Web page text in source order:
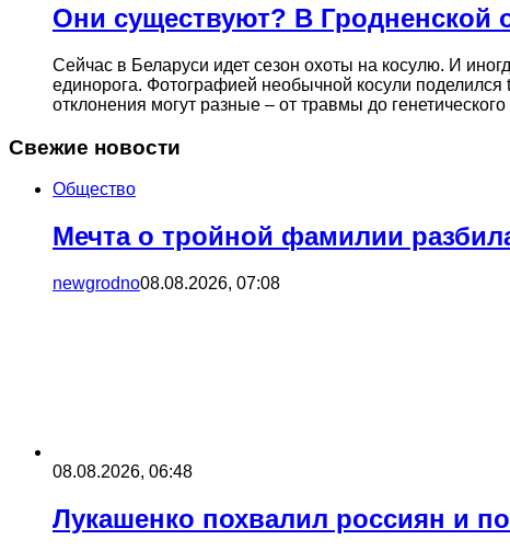
Они существуют? В Гродненской
Сейчас в Беларуси идет сезон охоты на косулю. И
единорога. Фотографией необычной косули
отклонения могут разные – от травмы до
Свежие новости
Общество
Мечта о тройной фамилии
newgrodno08.08.2026, 07:08
08.08.2026, 06:48
Лукашенко похвалил россиян и